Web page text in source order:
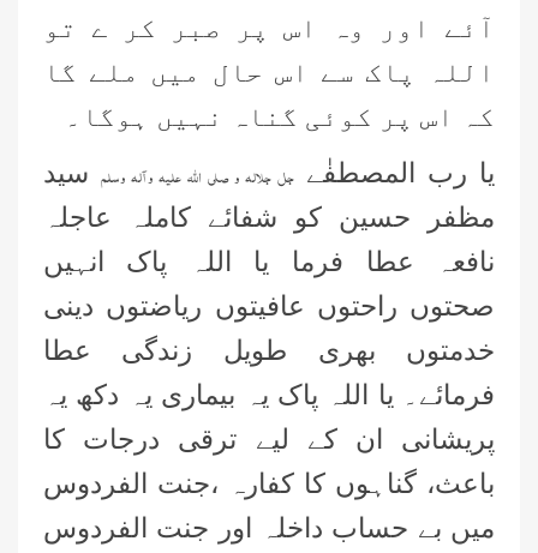
آئے اور وہ اس پر صبر کر ے تو
اللہ پاک سے اس حال میں ملے گا
کہ اس پر کوئی گناہ نہیں ہوگا۔
یا رب المصطفٰے جل جلالہ و صلی اللہ علیہ وآلہ وسلم سید
مظفر حسین کو شفائے کاملہ عاجلہ
نافعہ عطا فرما یا اللہ پاک انہیں
صحتوں راحتوں عافیتوں ریاضتوں دینی
خدمتوں بھری طویل زندگی عطا
فرمائے۔ یا اللہ پاک یہ بیماری یہ دکھ یہ
پریشانی ان کے لیے ترقی درجات کا
باعث، گناہوں کا کفارہ ،جنت الفردوس
میں بے حساب داخلہ اور جنت الفردوس